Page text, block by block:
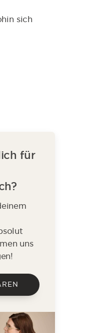
sich
für
uns